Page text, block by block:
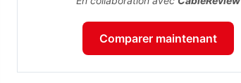
Comparer maintenant